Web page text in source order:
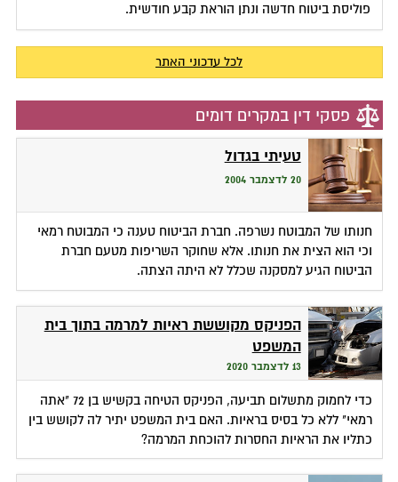
פוליסת ביטוח חדשה ונתן הוראת קבע חודשית.
לכל עדכוני האתר
פסקי דין במקרים דומים
טעיתי בגדול
20 לדצמבר 2004
חנותו של המבוטח נשרפה. חברת הביטוח טענה כי המבוטח רמאי
וכי הוא הצית את חנותו. אלא שחוקר השריפות מטעם חברת
הביטוח הגיע למסקנה שכלל לא היתה הצתה.
הפניקס מקוששת ראיות למרמה בתוך בית
המשפט
13 לדצמבר 2020
כדי לחמוק מתשלום תביעה, הפניקס הטיחה בקשיש בן 72 "אתה
רמאי" ללא כל בסיס בראיות. האם בית המשפט יתיר לה לקושש בין
כתליו את הראיות החסרות להוכחת המרמה?